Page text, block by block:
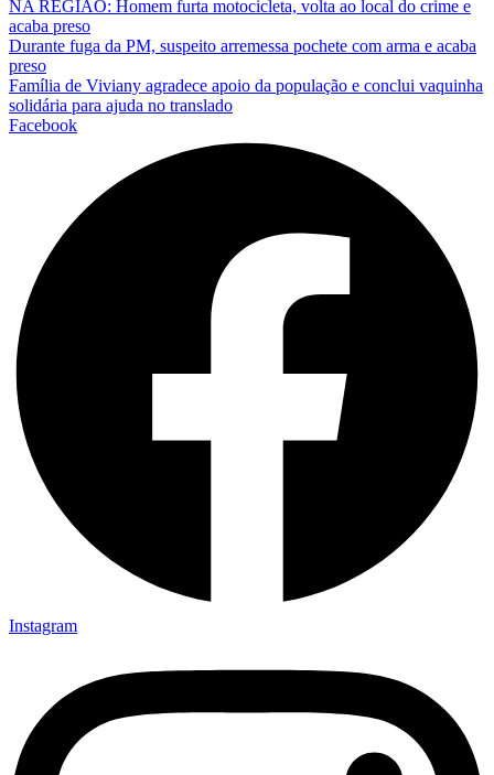
NA REGIÃO: Homem furta motocicleta, volta ao local do crime e
acaba preso
Durante fuga da PM, suspeito arremessa pochete com arma e acaba
preso
Família de Viviany agradece apoio da população e conclui vaquinha
solidária para ajuda no translado
Facebook
Instagram